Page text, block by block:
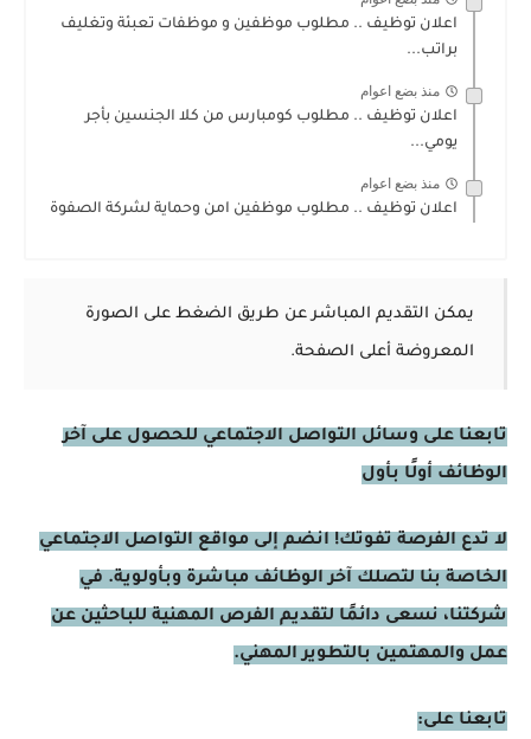
اعلان توظيف .. مطلوب موظفين و موظفات تعبئة وتغليف
براتب...
منذ بضع اعوام
اعلان توظيف .. مطلوب كومبارس من كلا الجنسين بأجر
يومي...
منذ بضع اعوام
اعلان توظيف .. مطلوب موظفين امن وحماية لشركة الصفوة
يمكن التقديم المباشر عن طريق الضغط على الصورة
المعروضة أعلى الصفحة.
تابعنا على وسائل التواصل الاجتماعي للحصول على آخر
الوظائف أولًا بأول
لا تدع الفرصة تفوتك! انضم إلى مواقع التواصل الاجتماعي
الخاصة بنا لتصلك آخر الوظائف مباشرة وبأولوية. في
شركتنا، نسعى دائمًا لتقديم الفرص المهنية للباحثين عن
عمل والمهتمين بالتطوير المهني.
تابعنا على: